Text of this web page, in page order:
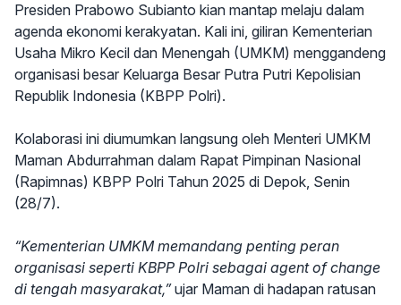
Presiden Prabowo Subianto kian mantap melaju dalam
agenda ekonomi kerakyatan. Kali ini, giliran Kementerian
Usaha Mikro Kecil dan Menengah (UMKM) menggandeng
organisasi besar Keluarga Besar Putra Putri Kepolisian
Republik Indonesia (KBPP Polri).
Kolaborasi ini diumumkan langsung oleh Menteri UMKM
Maman Abdurrahman dalam Rapat Pimpinan Nasional
(Rapimnas) KBPP Polri Tahun 2025 di Depok, Senin
(28/7).
“Kementerian UMKM memandang penting peran
organisasi seperti KBPP Polri sebagai agent of change
di tengah masyarakat,”ujar Maman di hadapan ratusan